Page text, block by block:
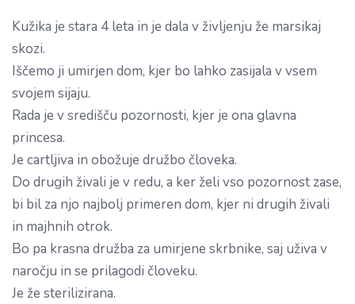
Kužika je stara 4 leta in je dala v življenju že marsikaj
skozi.
Iščemo ji umirjen dom, kjer bo lahko zasijala v vsem
svojem sijaju.
Rada je v središču pozornosti, kjer je ona glavna
princesa.
Je cartljiva in obožuje družbo človeka.
Do drugih živali je v redu, a ker želi vso pozornost zase,
bi bil za njo najbolj primeren dom, kjer ni drugih živali
in majhnih otrok.
Bo pa krasna družba za umirjene skrbnike, saj uživa v
naročju in se prilagodi človeku.
Je že sterilizirana.